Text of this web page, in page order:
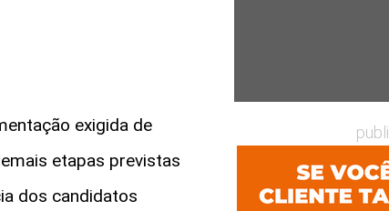
exigida de
etapas previstas
dos candidatos